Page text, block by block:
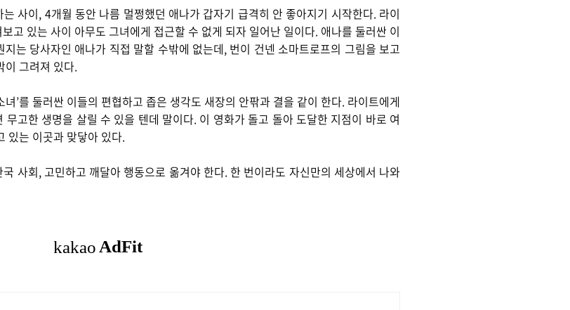
사이, 4개월 동안 나름 멀쩡했던 애나가 갑자기 급격히 안 좋아지기 시작한다. 라이
고 있는 사이 아무도 그녀에게 접근할 수 없게 되자 일어난 일이다. 애나를 둘러싼 이
지는 당사자인 애나가 직접 말할 수밖에 없는데, 번이 건넨 소마트로프의 그림을 보고
이 그려져 있다.
’를 둘러싼 이들의 편협하고 좁은 생각도 새장의 안팎과 결을 같이 한다. 라이트에게
무고한 생명을 살릴 수 있을 텐데 말이다. 이 영화가 돌고 돌아 도달한 지점이 바로 여
있는 이곳과 맞닿아 있다.
사회, 고민하고 깨달아 행동으로 옮겨야 한다. 한 번이라도 자신만의 세상에서 나와